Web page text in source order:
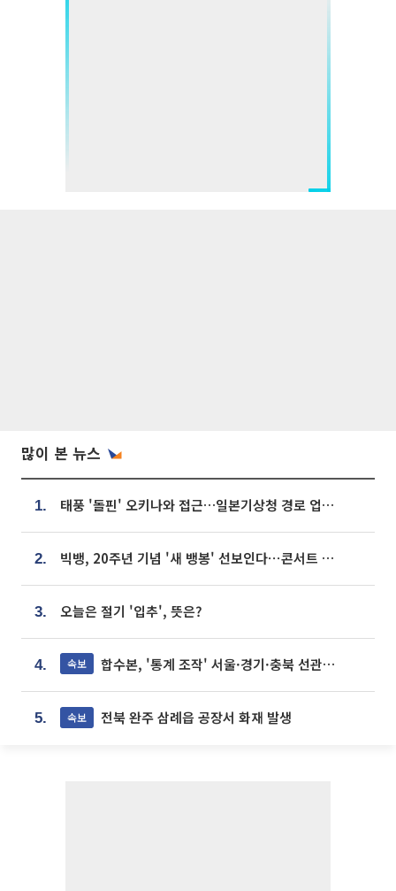
많이 본 뉴스
1. 태풍 '돌핀' 오키나와 접근…일본기상청 경로 업데이트
2. 빅뱅, 20주년 기념 '새 뱅봉' 선보인다⋯콘서트 앞두고 팝업 개최
3. 오늘은 절기 '입추', 뜻은?
4. 속보 합수본, '통계 조작' 서울·경기·충북 선관위 등 추가 압수수색
5. 속보 전북 완주 삼례읍 공장서 화재 발생